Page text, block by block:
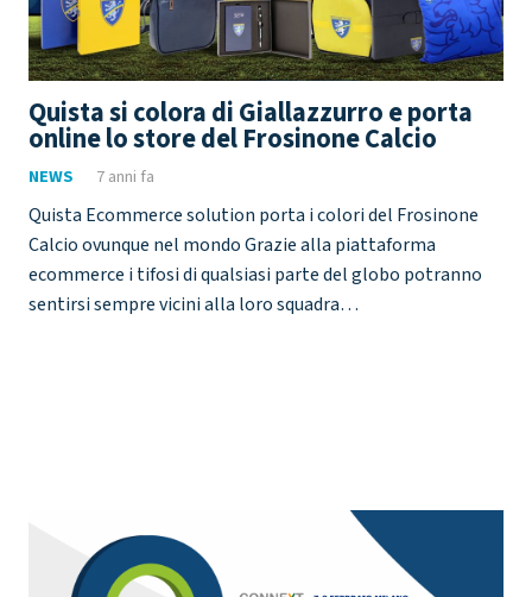
Quista si colora di Giallazzurro e porta
online lo store del Frosinone Calcio
NEWS 7 anni fa
Quista Ecommerce solution porta i colori del Frosinone
Calcio ovunque nel mondo Grazie alla piattaforma
ecommerce i tifosi di qualsiasi parte del globo potranno
sentirsi sempre vicini alla loro squadra…